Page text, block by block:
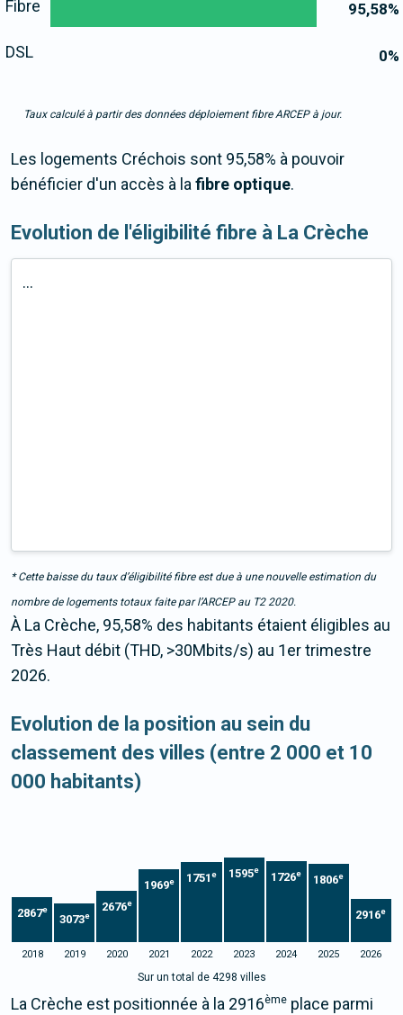
95,58%
0%
Fibre
DSL
Taux calculé à partir des données déploiement fibre ARCEP à jour.
Les logements Créchois sont 95,58% à pouvoir
bénéficier d'un accès à lafibre optique.
Evolution de l'éligibilité fibre à La Crèche
...
* Cette baisse du taux d’éligibilité fibre est due à une nouvelle estimation du
nombre de logements totaux faite par l’ARCEP au T2 2020.
À La Crèche, 95,58% des habitants étaient éligibles au
Très Haut débit (THD, >30Mbits/s) au 1er trimestre
2026.
Evolution de la position au sein du
classement des villes (entre 2 000 et 10
000 habitants)
2867e
3073e
2676e
1969e 1751 e 1595e
1726e 1806e
2916e
2018 2019 2020 2021 2022 2023 2024 2025 2026
Sur un total de 4298 villes
La Crèche est positionnée à la 2916ème place parmi